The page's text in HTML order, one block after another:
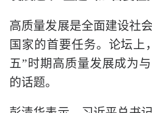
高质量发展是全面建设社
国家的首要任务。论坛上
五”时期高质量发展成为
的话题。